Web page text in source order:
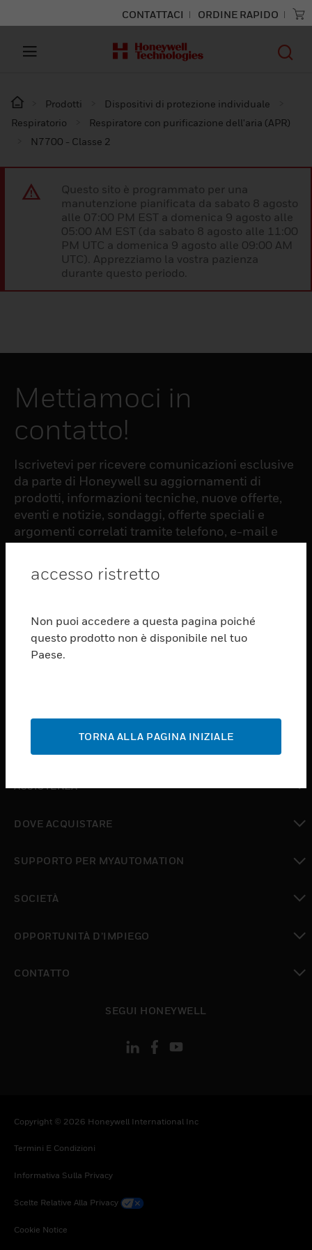
CONTATTACI ORDINE RAPIDO
Prodotti
Dispositivi di protezione individuale
Respiratorio
Respiratore con purificazione dell'aria (APR)
N7700 - Classe 2
Questo sito è programmato per una
manutenzione pianificata da sabato 8 agosto
alle 07:00 PM EST a domenica 9 agosto alle
05:00 AM EST (da sabato 8 agosto alle 11:00
PM UTC a domenica 9 agosto alle 09:00 AM
UTC). Apprezziamo la vostra pazienza
durante questo periodo.
Mettiamoci in
contatto!
Iscrivetevi per ricevere comunicazioni esclusive
da parte di Honeywell su aggiornamenti di
prodotti, informazioni tecniche, nuove offerte,
eventi e notizie, sondaggi, offerte speciali e
argomenti correlati tramite telefono, e-mail e
PRODUCTS
toggle view
ASSISTENZA
DOVE ACQUISTARE
SUPPORTO PER MYAUTOMATION
SOCIETÀ
OPPORTUNITÀ D’IMPIEGO
CONTATTO
SEGUI HONEYWELL
Copyright © 2026 Honeywell International Inc
Termini E Condizioni
Informativa Sulla Privacy
Scelte Relative Alla Privacy
Cookie Notice
accesso ristretto
Non puoi accedere a questa pagina poiché
questo prodotto non è disponibile nel tuo
Paese.
TORNA ALLA PAGINA INIZIALE